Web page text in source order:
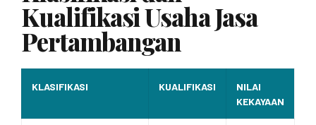
Kualifikasi Usaha Jasa
Pertambangan
KLASIFIKASI KUALIFIKASI
NILAI
KEKAYAAN